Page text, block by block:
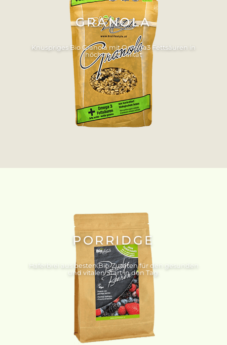
GRANOLA
Knuspriges Bio Granola mit Omega3 Fettsäuren in
höchster Qualität
PORRIDGE
Haferbrei aus besten Bio-Zutaten für den gesunden
und vitalen Start in den Tag.